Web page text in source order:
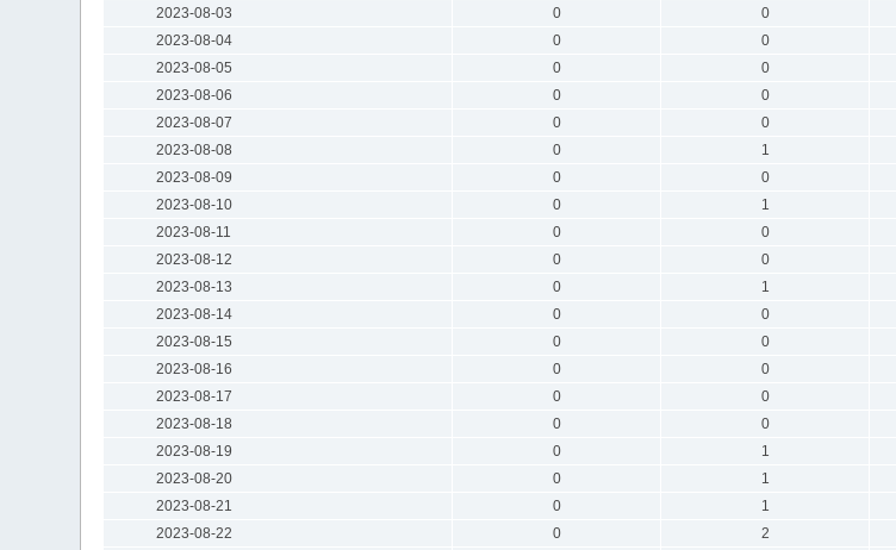
2023-08-03
0 0
2023-08-04
0 0
2023-08-05
0 0
2023-08-06
0 0
2023-08-07
0 0
2023-08-08
0 1
2023-08-09
0 0
2023-08-10
0 1
2023-08-11
0 0
2023-08-12
0 0
2023-08-13
0 1
2023-08-14
0 0
2023-08-15
0 0
2023-08-16
0 0
2023-08-17
0 0
2023-08-18
0 0
2023-08-19
0 1
2023-08-20
0 1
2023-08-21
0 1
2023-08-22
0 2